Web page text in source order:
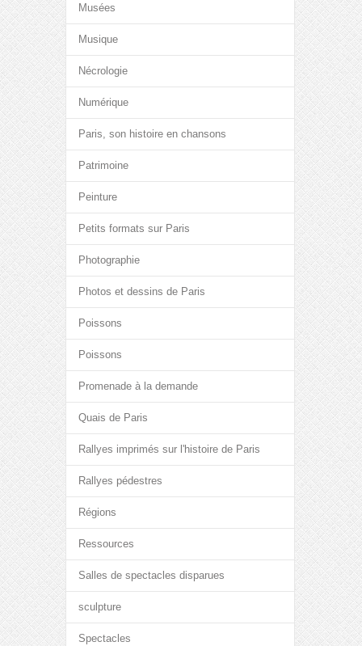
Musées
Musique
Nécrologie
Numérique
Paris, son histoire en chansons
Patrimoine
Peinture
Petits formats sur Paris
Photographie
Photos et dessins de Paris
Poissons
Poissons
Promenade à la demande
Quais de Paris
Rallyes imprimés sur l'histoire de Paris
Rallyes pédestres
Régions
Ressources
Salles de spectacles disparues
sculpture
Spectacles